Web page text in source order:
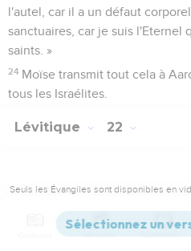
l'autel, car il a un défaut
sanctuaires, car je suis l'Eternel
saints. »
24 Moïse transmit tout cela à
tous les Israélites.
Lévitique 22
Seuls les Évangiles sont disponibles en
c. La consommation
Versions Commentaires